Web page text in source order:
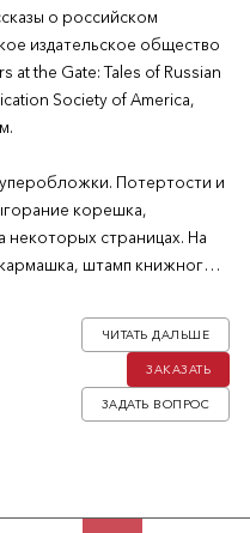
о российском
издательское общество
the Gate: Tales of Russian
Society of America,
Потертости и
корешка,
некоторых страницах. На
штамп книжного
В остальном в
ЗАДАТЬ ВОПРОС
ЗАКАЗАТЬ
ЧИТАТЬ ДАЛЬШЕ